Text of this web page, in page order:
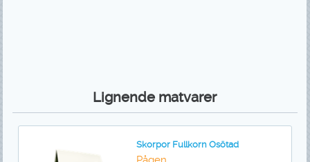
Lignende matvarer
Skorpor Fullkorn Osötad